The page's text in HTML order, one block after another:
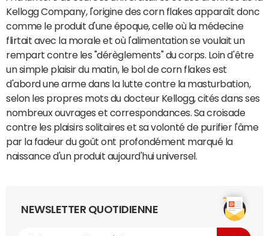
Kellogg Company, l'origine des corn flakes apparaît donc
comme le produit d'une époque, celle où la médecine
flirtait avec la morale et où l'alimentation se voulait un
rempart contre les "dérèglements" du corps. Loin d'être
un simple plaisir du matin, le bol de corn flakes est
d'abord une arme dans la lutte contre la masturbation,
selon les propres mots du docteur Kellogg, cités dans ses
nombreux ouvrages et correspondances. Sa croisade
contre les plaisirs solitaires et sa volonté de purifier l'âme
par la fadeur du goût ont profondément marqué la
naissance d'un produit aujourd'hui universel.
NEWSLETTER QUOTIDIENNE